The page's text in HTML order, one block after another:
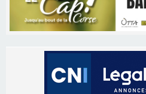
Les brèves